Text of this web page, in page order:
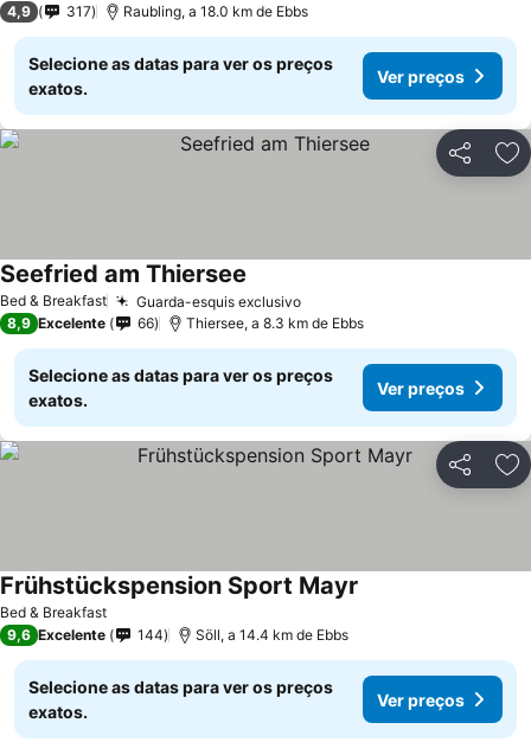
4,9 317 Raubling, a 18.0 km de Ebbs
Selecione as datas para ver os preços
exatos.
Ver preços
Partilhar
Bed & Breakfast Guarda-esquis exclusivo
Seefried am Thiersee
8,9 Excelente 66 Thiersee, a 8.3 km de Ebbs
Selecione as datas para ver os preços
exatos.
Ver preços
Partilhar
Bed & Breakfast
Frühstückspension Sport Mayr
9,6 Excelente 144 Söll, a 14.4 km de Ebbs
Selecione as datas para ver os preços
exatos.
Ver preços